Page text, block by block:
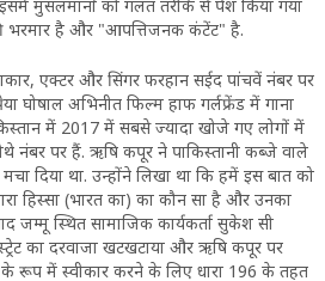
मुसलमानों को गलत तरीके से पेश किया गया
भरमार है और "आपत्तिजनक कंटेंट" है.
एक्टर और सिंगर फरहान सईद पांचवें नंबर पर
घोषाल अभिनीत फिल्म हाफ गर्लफ्रेंड में गाना
में 2017 में सबसे ज्यादा खोजे गए लोगों में
नंबर पर हैं. ऋषि कपूर ने पाकिस्तानी कब्जे वाले
दिया था. उन्होंने लिखा था कि हमें इस बात को
हिस्सा (भारत का) का कौन सा है और उनका
जम्मू स्थित सामाजिक कार्यकर्ता सुकेश सी
का दरवाजा खटखटाया और ऋषि कपूर पर
रूप में स्वीकार करने के लिए धारा 196 के तहत